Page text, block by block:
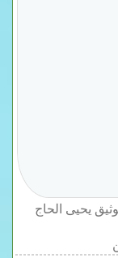
يحيى الحاج